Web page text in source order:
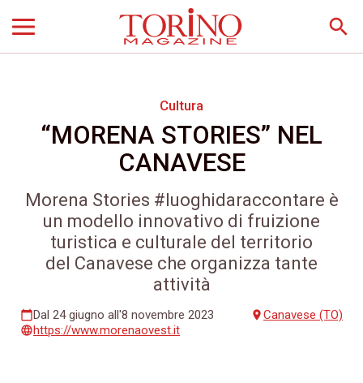
search
Cultura
“MORENA STORIES” NEL
CANAVESE
Morena Stories #luoghidaraccontare è
un modello innovativo di fruizione
turistica e culturale del territorio
del Canavese che organizza tante
attività
calendar_todayDal 24 giugno all'8 novembre 2023 placeCanavese (TO)
languagehttps://www.morenaovest.it